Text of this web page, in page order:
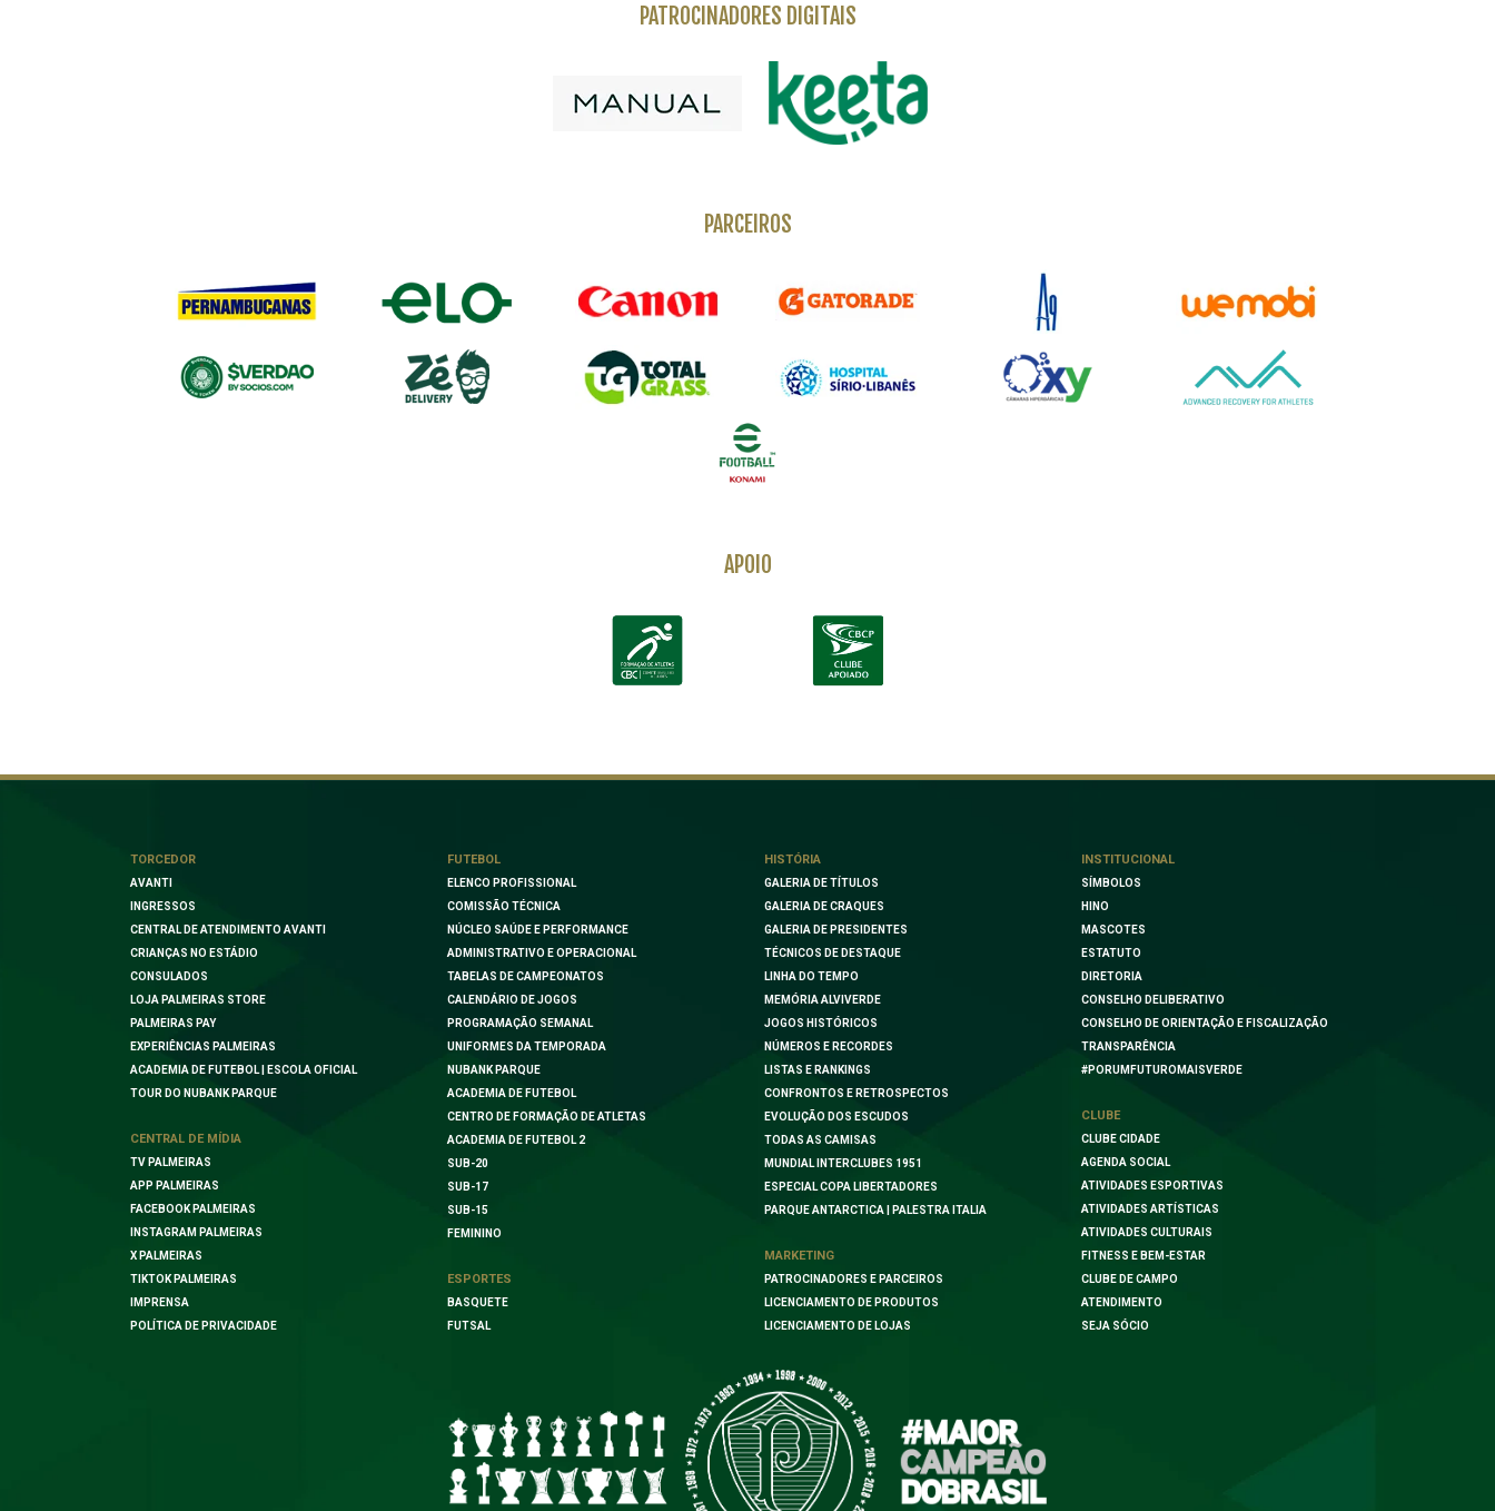
PATROCINADORES DIGITAIS
PARCEIROS
APOIO
TORCEDOR
AVANTI
INGRESSOS
CENTRAL DE ATENDIMENTO AVANTI
CRIANÇAS NO ESTÁDIO
CONSULADOS
LOJA PALMEIRAS STORE
PALMEIRAS PAY
EXPERIÊNCIAS PALMEIRAS
ACADEMIA DE FUTEBOL | ESCOLA OFICIAL
TOUR DO NUBANK PARQUE
CENTRAL DE MÍDIA
TV PALMEIRAS
APP PALMEIRAS
FACEBOOK PALMEIRAS
INSTAGRAM PALMEIRAS
X PALMEIRAS
TIKTOK PALMEIRAS
IMPRENSA
POLÍTICA DE PRIVACIDADE
FUTEBOL
ELENCO PROFISSIONAL
COMISSÃO TÉCNICA
NÚCLEO SAÚDE E PERFORMANCE
ADMINISTRATIVO E OPERACIONAL
TABELAS DE CAMPEONATOS
CALENDÁRIO DE JOGOS
PROGRAMAÇÃO SEMANAL
UNIFORMES DA TEMPORADA
NUBANK PARQUE
ACADEMIA DE FUTEBOL
CENTRO DE FORMAÇÃO DE ATLETAS
ACADEMIA DE FUTEBOL 2
SUB-20
SUB-17
SUB-15
FEMININO
ESPORTES
BASQUETE
FUTSAL
HISTÓRIA
GALERIA DE TÍTULOS
GALERIA DE CRAQUES
GALERIA DE PRESIDENTES
TÉCNICOS DE DESTAQUE
LINHA DO TEMPO
MEMÓRIA ALVIVERDE
JOGOS HISTÓRICOS
NÚMEROS E RECORDES
LISTAS E RANKINGS
CONFRONTOS E RETROSPECTOS
EVOLUÇÃO DOS ESCUDOS
TODAS AS CAMISAS
MUNDIAL INTERCLUBES 1951
ESPECIAL COPA LIBERTADORES
PARQUE ANTARCTICA | PALESTRA ITALIA
MARKETING
PATROCINADORES E PARCEIROS
LICENCIAMENTO DE PRODUTOS
LICENCIAMENTO DE LOJAS
INSTITUCIONAL
SÍMBOLOS
HINO
MASCOTES
ESTATUTO
DIRETORIA
CONSELHO DELIBERATIVO
CONSELHO DE ORIENTAÇÃO E FISCALIZAÇÃO
TRANSPARÊNCIA
#PORUMFUTUROMAISVERDE
CLUBE
CLUBE CIDADE
AGENDA SOCIAL
ATIVIDADES ESPORTIVAS
ATIVIDADES ARTÍSTICAS
ATIVIDADES CULTURAIS
FITNESS E BEM-ESTAR
CLUBE DE CAMPO
ATENDIMENTO
SEJA SÓCIO